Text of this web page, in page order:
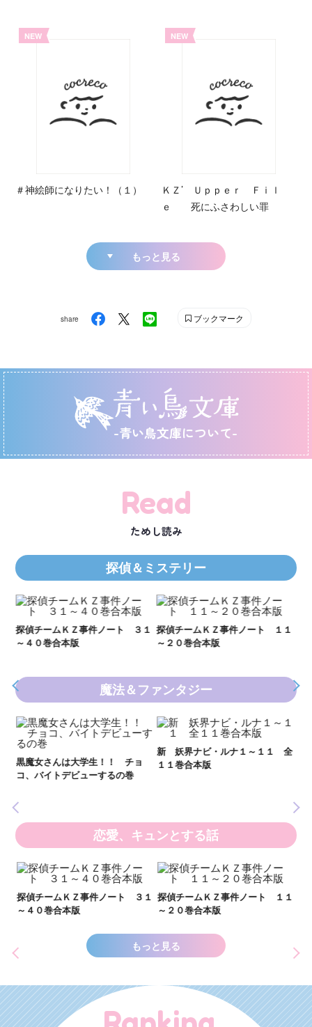
NEW
＃神絵師になりたい！（１）
NEW
ＫＺ’ Ｕｐｐｅｒ Ｆｉｌ
ｅ 死にふさわしい罪
もっと見る
share ブックマーク
-青い鳥文庫について-
Read
ためし読み
探偵＆ミステリー
探偵チームＫＺ事件ノート ３１
～４０巻合本版
探偵チームＫＺ事件ノート １１
～２０巻合本版
魔法＆ファンタジー
黒魔女さんは大学生！！ チョ
コ、バイトデビューするの巻
新 妖界ナビ・ルナ１～１１ 全
１１巻合本版
恋愛、キュンとする話
探偵チームＫＺ事件ノート ３１
～４０巻合本版
探偵チームＫＺ事件ノート １１
～２０巻合本版
もっと見る